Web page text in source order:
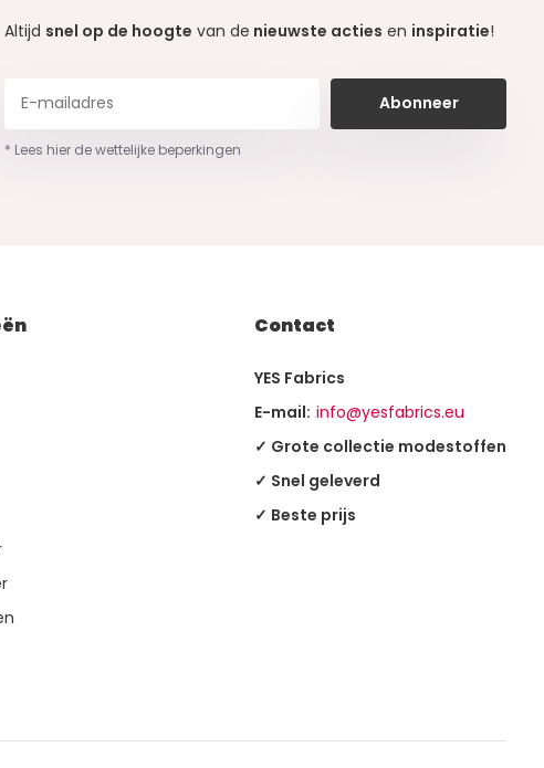
Altijd snel op de hoogte van de nieuwste acties en inspiratie!
Abonneer
* Lees hier de wettelijke beperkingen
Contact
YES Fabrics
E-mail: info@yesfabrics.eu
✓ Grote collectie modestoffen
✓ Snel geleverd
✓ Beste prijs